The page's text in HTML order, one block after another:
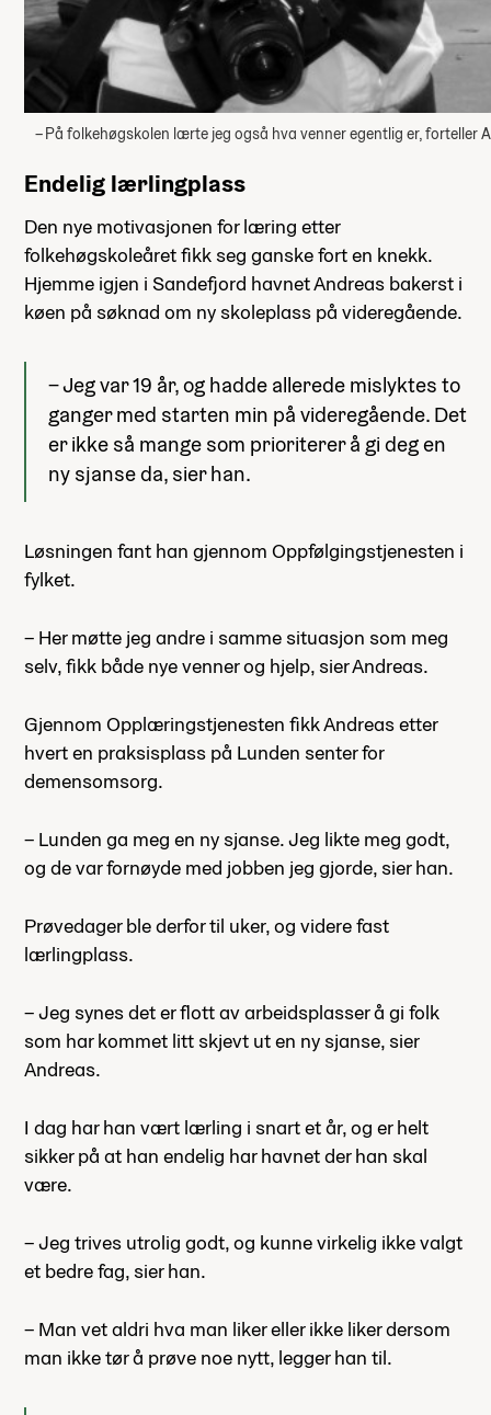
– På folkehøgskolen lærte jeg også hva venner egentlig er, forteller
Endelig lærlingplass
Den nye motivasjonen for læring etter
folkehøgskoleåret fikk seg ganske fort en knekk.
Hjemme igjen i Sandefjord havnet Andreas bakerst i
køen på søknad om ny skoleplass på videregående.
– Jeg var 19 år, og hadde allerede mislyktes to
ganger med starten min på videregående. Det
er ikke så mange som prioriterer å gi deg en
ny sjanse da, sier han.
Løsningen fant han gjennom Oppfølgingstjenesten i
fylket.
– Her møtte jeg andre i samme situasjon som meg
selv, fikk både nye venner og hjelp, sier Andreas.
Gjennom Opplæringstjenesten fikk Andreas etter
hvert en praksisplass på Lunden senter for
demensomsorg.
– Lunden ga meg en ny sjanse. Jeg likte meg godt,
og de var fornøyde med jobben jeg gjorde, sier han.
Prøvedager ble derfor til uker, og videre fast
lærlingplass.
– Jeg synes det er flott av arbeidsplasser å gi folk
som har kommet litt skjevt ut en ny sjanse, sier
Andreas.
I dag har han vært lærling i snart et år, og er helt
sikker på at han endelig har havnet der han skal
være.
– Jeg trives utrolig godt, og kunne virkelig ikke valgt
et bedre fag, sier han.
– Man vet aldri hva man liker eller ikke liker dersom
man ikke tør å prøve noe nytt, legger han til.